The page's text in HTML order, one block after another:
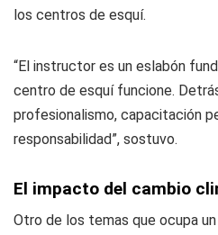
los centros de esquí.
“El instructor es un eslabón
centro de esquí funcione.
profesionalismo, capacitación
responsabilidad”, sostuvo.
El impacto del cambio
Otro de los temas que ocupa